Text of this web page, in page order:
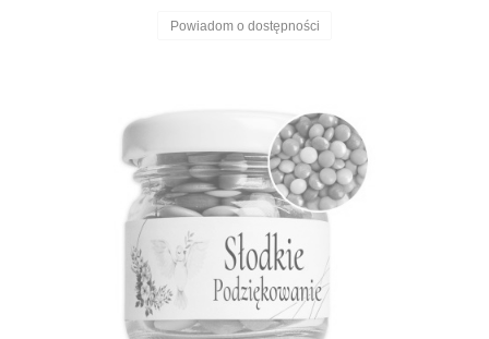
Powiadom o dostępności